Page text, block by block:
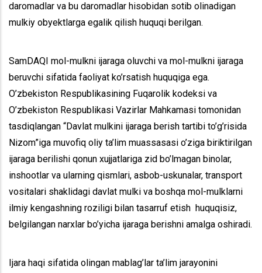
daromadlar va bu daromadlar hisobidan sotib olinadigan
mulkiy obyektlarga egalik qilish huquqi berilgan.
SamDAQI mol-mulkni ijaraga oluvchi va mol-mulkni ijaraga
beruvchi sifatida faoliyat ko’rsatish huquqiga ega.
O’zbekiston Respublikasining Fuqarolik kodeksi va
O’zbekiston Respublikasi Vazirlar Mahkamasi tomonidan
tasdiqlangan “Davlat mulkini ijaraga berish tartibi to’g’risida
Nizom”iga muvofiq oliy ta’lim muassasasi o’ziga biriktirilgan
ijaraga berilishi qonun xujjatlariga zid bo’lmagan binolar,
inshootlar va ularning qismlari, asbob-uskunalar, transport
vositalari shaklidagi davlat mulki va boshqa mol-mulklarni
ilmiy kengashning roziligi bilan tasarruf etish huquqisiz,
belgilangan narxlar bo’yicha ijaraga berishni amalga oshiradi.
Ijara haqi sifatida olingan mablag’lar ta’lim jarayonini